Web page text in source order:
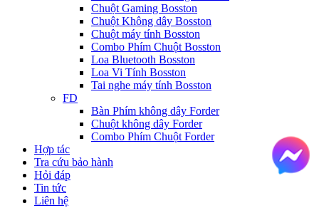
Chuột Gaming Bosston
Chuột Không dây Bosston
Chuột máy tính Bosston
Combo Phím Chuột Bosston
Loa Bluetooth Bosston
Loa Vi Tính Bosston
Tai nghe máy tính Bosston
FD
Bàn Phím không dây Forder
Chuột không dây Forder
Combo Phím Chuột Forder
Hợp tác
Tra cứu bảo hành
Hỏi đáp
Tin tức
Liên hệ